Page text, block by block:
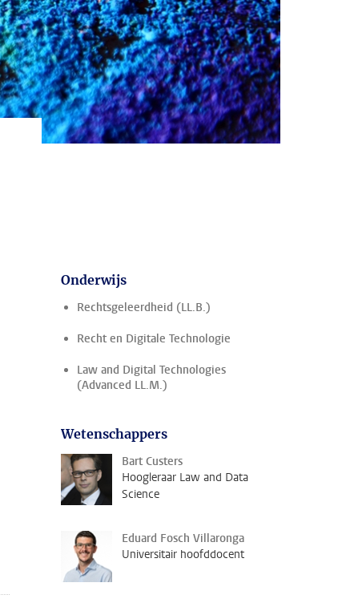
Onderwijs
Rechtsgeleerdheid (LL.B.)
Recht en Digitale Technologie
Law and Digital Technologies
(Advanced LL.M.)
Wetenschappers
Bart Custers
Hoogleraar Law and Data
Science
Eduard Fosch Villaronga
Universitair hoofddocent